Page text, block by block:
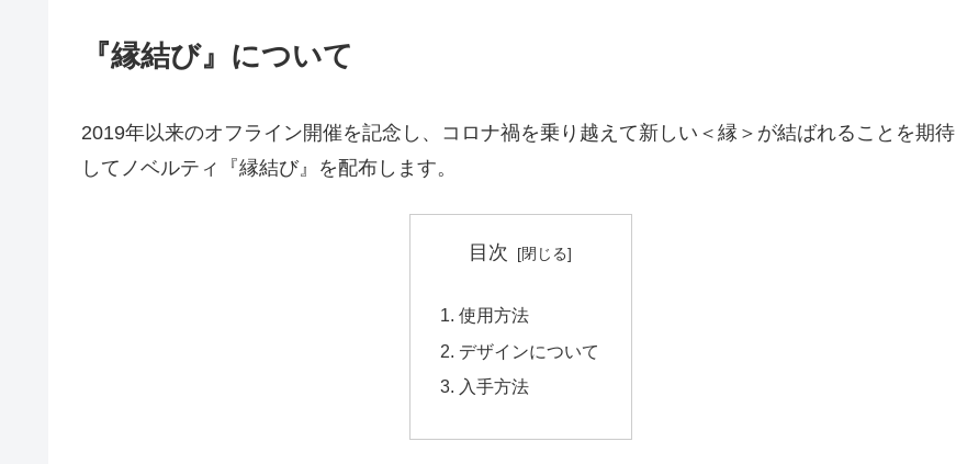
『縁結び』について
2019年以来のオフライン開催を記念し、コロナ禍を乗り越えて新しい＜縁＞が結ばれることを期待
してノベルティ『縁結び』を配布します。
目次
使用方法
デザインについて
入手方法